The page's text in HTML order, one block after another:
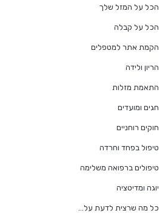
הכל על המזל שלך
הכל על קבלה
הקמת אתר למטפלים
הריון ולידה
התאמת מזלות
חגים ומועדים
חוקים רוחניים
טיפול בפחד וחרדה
טיפולים ברפואה משלימה
יוגה ומדיטציה
כל מה שרצית לדעת על…